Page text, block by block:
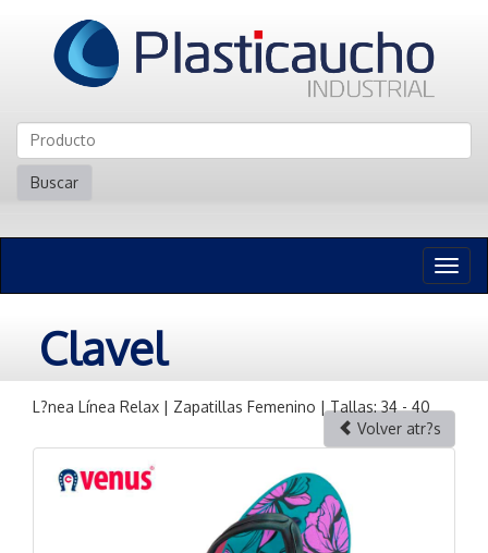
Buscar
n
Clavel
L?nea Línea Relax | Zapatillas Femenino | Tallas: 34 - 40
Volver atr?s